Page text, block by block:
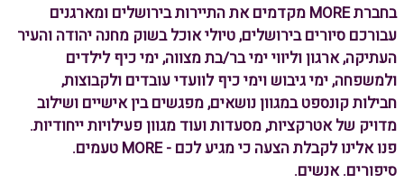
בחברת MORE מקדמים את התיירות בירושלים ומארגנים
עבורכם סיורים בירושלים, טיולי אוכל בשוק מחנה יהודה והעיר
העתיקה, ארגון וליווי ימי בר/בת מצווה, ימי כיף לילדים
ולמשפחה, ימי גיבוש וימי כיף לוועדי עובדים ולקבוצות,
חבילות קונספט במגוון נושאים, מפגשים בין אישיים ושילוב
מדויק של אטרקציות, מסעדות ועוד מגוון פעילויות ייחודיות.
פנו אלינו לקבלת הצעה כי מגיע לכם - MORE טעמים.
סיפורים. אנשים.